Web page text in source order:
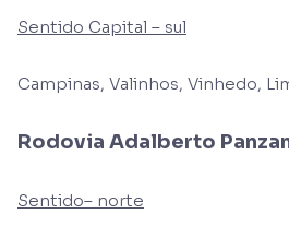
Sentido Capital – sul
Campinas, Valinhos, Vinhedo,
Rodovia Adalberto
Sentido– norte